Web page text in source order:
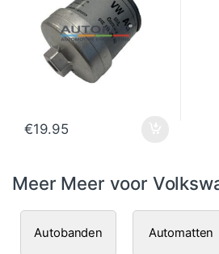
€19.95
Meer Meer voor
Autobanden Automatten